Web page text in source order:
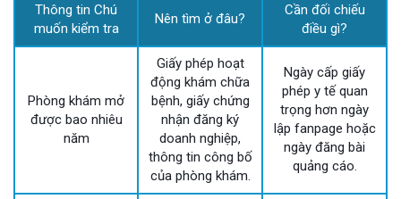
Thông tin Chú
muốn kiểm tra
Nên tìm ở đâu?
Cần đối chiếu
điều gì?
Phòng khám mở
được bao nhiêu
năm
Giấy phép hoạt
động khám chữa
bệnh, giấy chứng
nhận đăng ký
doanh nghiệp,
thông tin công bố
của phòng khám.
Ngày cấp giấy
phép y tế quan
trọng hơn ngày
lập fanpage hoặc
ngày đăng bài
quảng cáo.